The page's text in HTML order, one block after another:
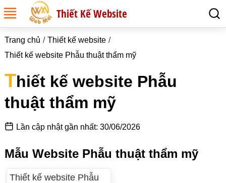
Thiết Kế Website
Trang chủ
Thiết kế website
Thiết kế website Phẫu thuật thẩm mỹ
Thiết kế website Phẫu
thuật thẩm mỹ
Lần cập nhật gần nhất: 30/06/2026
Mẫu Website Phẫu thuật thẩm mỹ
Thiết kế website Phẫu